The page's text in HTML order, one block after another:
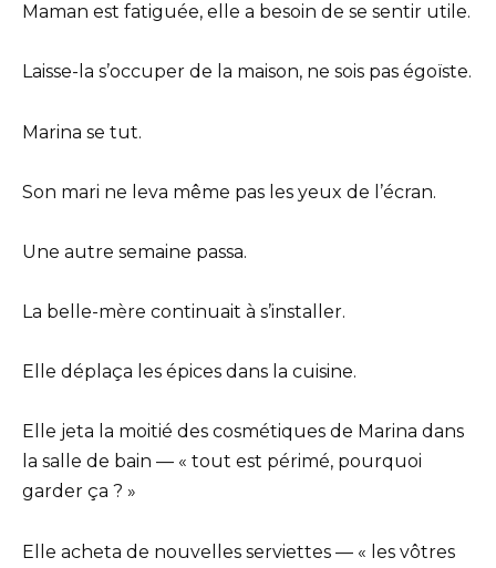
Maman est fatiguée, elle a besoin de se sentir utile.
Laisse-la s’occuper de la maison, ne sois pas égoïste.
Marina se tut.
Son mari ne leva même pas les yeux de l’écran.
Une autre semaine passa.
La belle-mère continuait à s’installer.
Elle déplaça les épices dans la cuisine.
Elle jeta la moitié des cosmétiques de Marina dans
la salle de bain — « tout est périmé, pourquoi
garder ça ? »
Elle acheta de nouvelles serviettes — « les vôtres